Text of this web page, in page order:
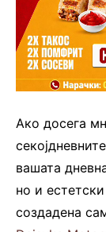
Ако досега
вашата
но и
создадена